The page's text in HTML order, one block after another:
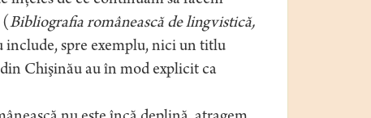
(Bibliografia românească de lingvistică,
include, spre exemplu, nici un titlu
Chişinău au în mod explicit ca